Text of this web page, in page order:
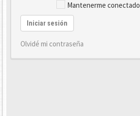
Mantenerme conectado
Iniciar sesión
Olvidé mi contraseña